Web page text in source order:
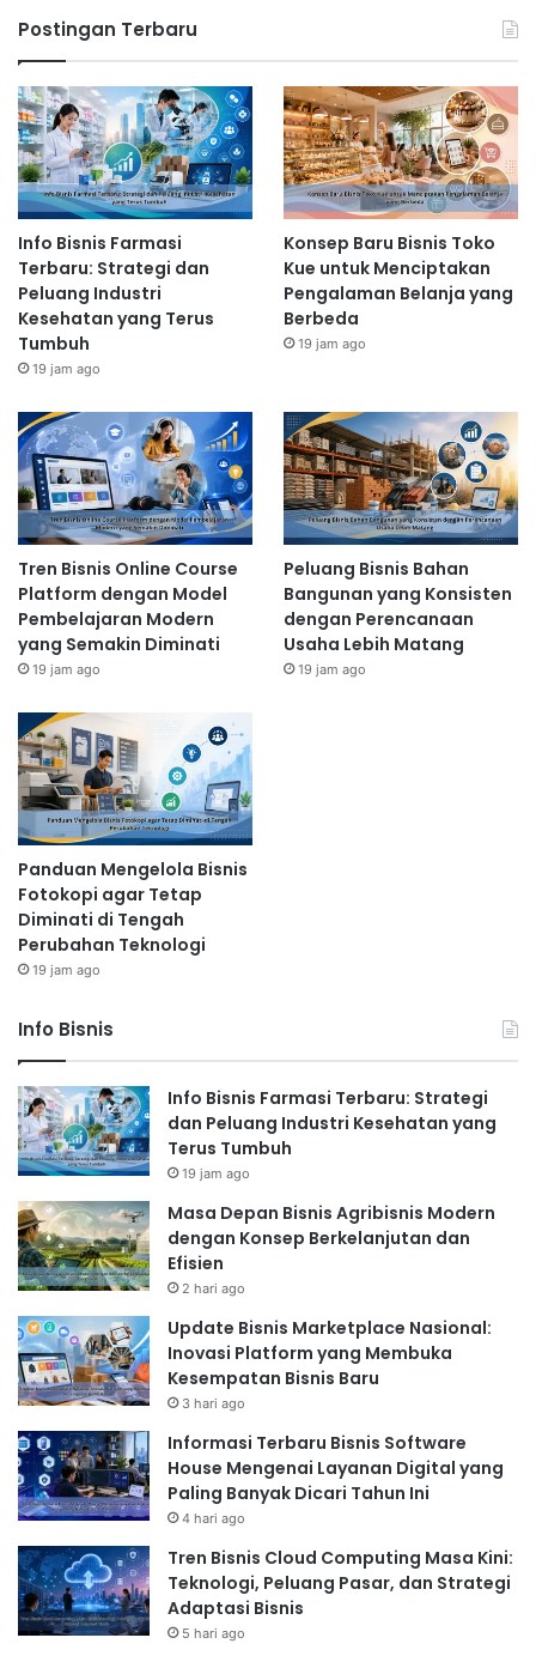
Postingan Terbaru
Info Bisnis Farmasi
Terbaru: Strategi dan
Peluang Industri
Kesehatan yang Terus
Tumbuh
19 jam ago
Konsep Baru Bisnis Toko
Kue untuk Menciptakan
Pengalaman Belanja yang
Berbeda
19 jam ago
Tren Bisnis Online Course
Platform dengan Model
Pembelajaran Modern
yang Semakin Diminati
19 jam ago
Peluang Bisnis Bahan
Bangunan yang Konsisten
dengan Perencanaan
Usaha Lebih Matang
19 jam ago
Panduan Mengelola Bisnis
Fotokopi agar Tetap
Diminati di Tengah
Perubahan Teknologi
19 jam ago
Info Bisnis
Info Bisnis Farmasi Terbaru: Strategi
dan Peluang Industri Kesehatan yang
Terus Tumbuh
19 jam ago
Masa Depan Bisnis Agribisnis Modern
dengan Konsep Berkelanjutan dan
Efisien
2 hari ago
Update Bisnis Marketplace Nasional:
Inovasi Platform yang Membuka
Kesempatan Bisnis Baru
3 hari ago
Informasi Terbaru Bisnis Software
House Mengenai Layanan Digital yang
Paling Banyak Dicari Tahun Ini
4 hari ago
Tren Bisnis Cloud Computing Masa Kini:
Teknologi, Peluang Pasar, dan Strategi
Adaptasi Bisnis
5 hari ago